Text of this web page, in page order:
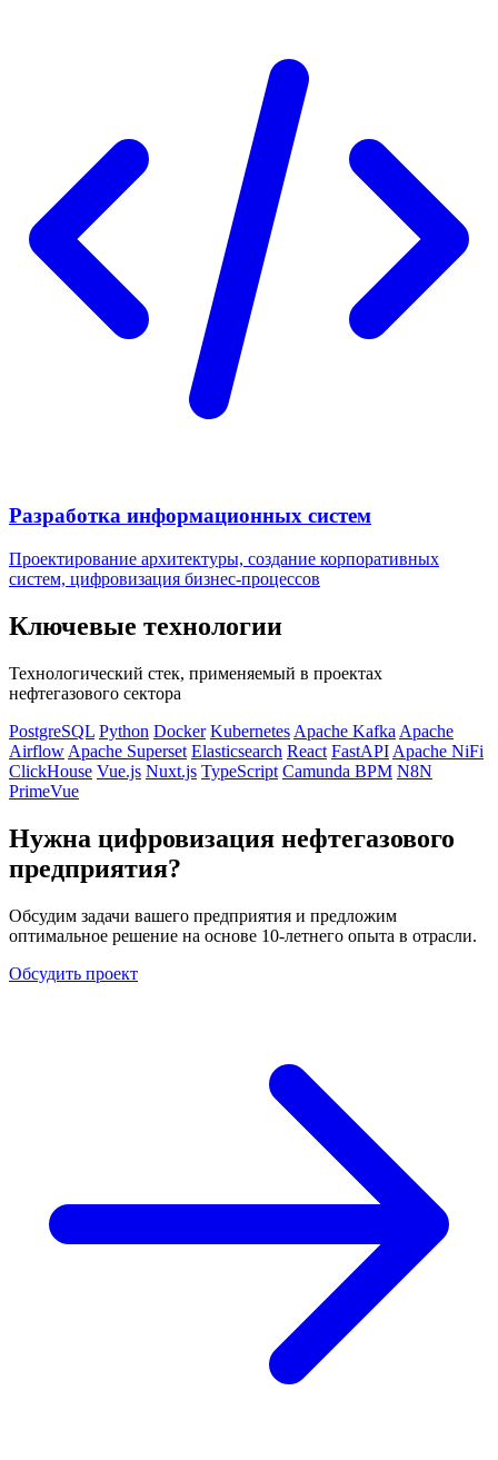
Разработка информационных систем
Проектирование архитектуры, создание корпоративных
систем, цифровизация бизнес-процессов
Ключевые технологии
Технологический стек, применяемый в проектах
нефтегазового сектора
PostgreSQL Python Docker Kubernetes Apache Kafka Apache
Airflow Apache Superset Elasticsearch React FastAPI Apache NiFi
ClickHouse Vue.js Nuxt.js TypeScript Camunda BPM N8N
PrimeVue
Нужна цифровизация нефтегазового
предприятия?
Обсудим задачи вашего предприятия и предложим
оптимальное решение на основе 10-летнего опыта в отрасли.
Обсудить проект